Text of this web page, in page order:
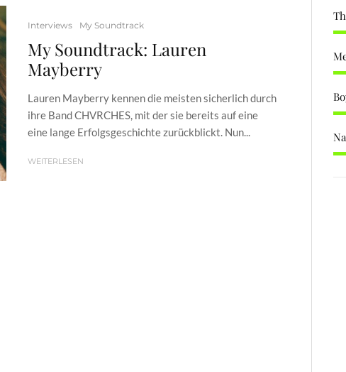
Interviews My Soundtrack
My Soundtrack: Lauren
Mayberry
Lauren Mayberry kennen die meisten sicherlich durch
ihre Band CHVRCHES, mit der sie bereits auf eine
eine lange Erfolgsgeschichte zurückblickt. Nun...
WEITERLESEN